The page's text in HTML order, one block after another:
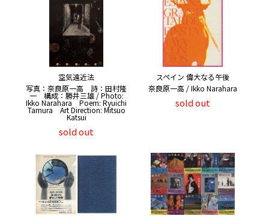
空気遠近法
写真：奈良原一高 詩：田村隆
一 構成：勝井三雄 / Photo:
Ikko Narahara Poem: Ryuichi
Tamura Art Direction: Mitsuo
Katsui
sold out
スペイン 偉大なる午後
奈良原一高 / Ikko Narahara
sold out